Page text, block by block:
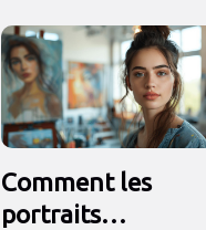
Comment les
portraits